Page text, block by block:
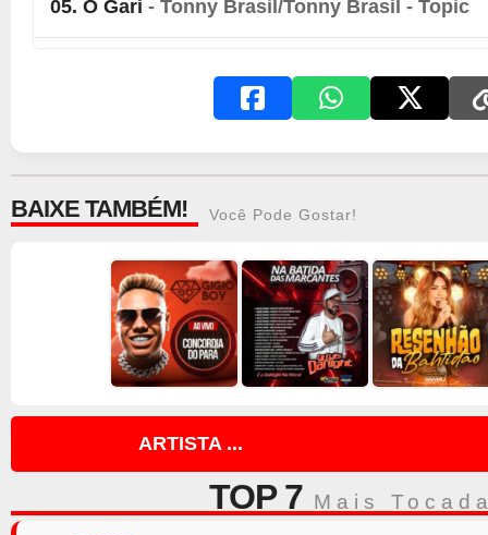
05. Ô Gari - Tonny Brasil/Tonny Brasil - Topic
08. Premier
10. Sou Bregueiro- Tonny Brasil/Tonny Brasil
11. Tô Que Tô- Tonny Brasil/Tonny Brasil -
BAIXE TAMBÉM! Você Pode Gostar!
ARTISTA ...
TOP 7 Mais